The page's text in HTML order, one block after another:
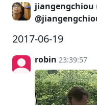
jiangengchiou
2017-06-19
robin 23:39:57